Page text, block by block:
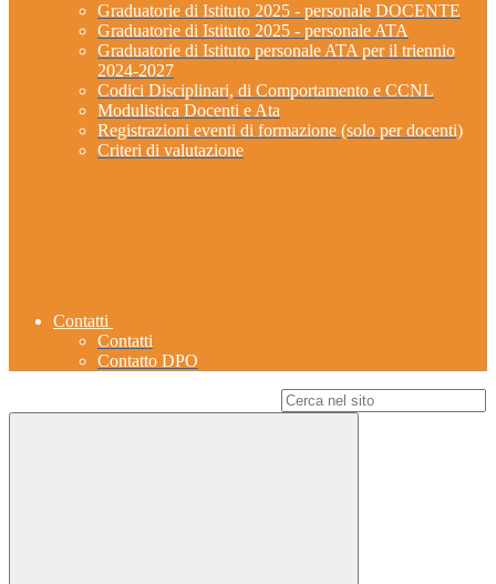
Graduatorie di Istituto 2025 - personale DOCENTE
Graduatorie di Istituto 2025 - personale ATA
Graduatorie di Istituto personale ATA per il triennio
2024-2027
Codici Disciplinari, di Comportamento e CCNL
Modulistica Docenti e Ata
Registrazioni eventi di formazione (solo per docenti)
Criteri di valutazione
Contatti
Contatti
Contatto DPO